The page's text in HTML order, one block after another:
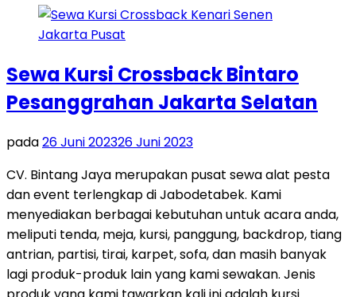
Sewa Kursi Crossback Bintaro
Pesanggrahan Jakarta Selatan
pada26 Juni 202326 Juni 2023
CV. Bintang Jaya merupakan pusat sewa alat pesta
dan event terlengkap di Jabodetabek. Kami
menyediakan berbagai kebutuhan untuk acara anda,
meliputi tenda, meja, kursi, panggung, backdrop, tiang
antrian, partisi, tirai, karpet, sofa, dan masih banyak
lagi produk-produk lain yang kami sewakan. Jenis